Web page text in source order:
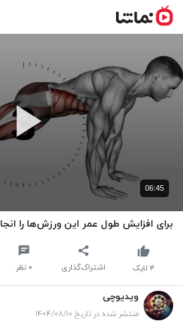
06:45
برای افزایش طول عمر این ورزش‌ها را
اشتراک‌گذاری ۰ نظر ۴ لایک
ویدیوچی
منتشر شده در تاریخ ۱۴۰۴/۰۸/۱۰